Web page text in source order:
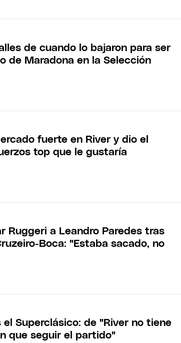
de cuando lo bajaron para ser
de Maradona en la Selección
fuerte en River y dio el
top que le gustaría
Ruggeri a Leandro Paredes tras
Boca: "Estaba sacado, no
el Superclásico: de "River no tiene
que seguir el partido"